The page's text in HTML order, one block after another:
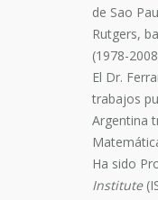
de Sao
Rutgers,
(1978-
El Dr.
trabajos
Argentina
Ha sido
Institute